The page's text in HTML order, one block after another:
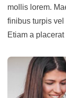
mollis lorem.
finibus turpis
Etiam a placerat